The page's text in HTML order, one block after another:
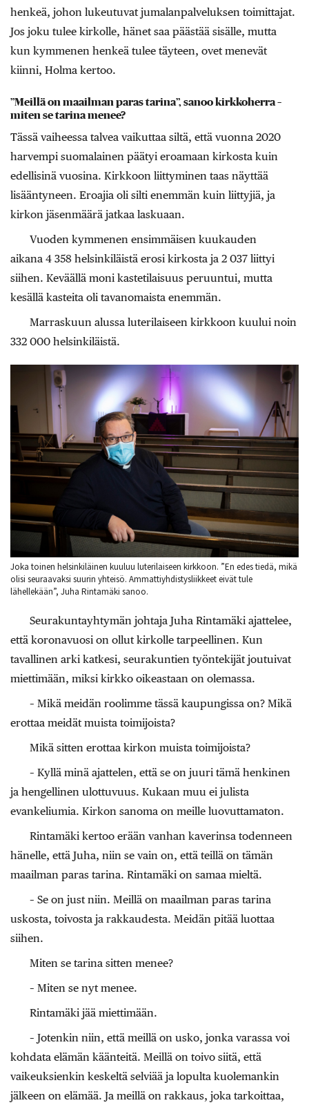
henkeä, johon lukeutuvat jumalanpalveluksen toimittajat.
Jos joku tulee kirkolle, hänet saa päästää sisälle, mutta
kun kymmenen henkeä tulee täyteen, ovet menevät
kiinni, Holma kertoo.
”Meillä on maailman paras tarina”, sanoo kirkkoherra –
miten se tarina menee?
Tässä vaiheessa talvea vaikuttaa siltä, että vuonna 2020
harvempi suomalainen päätyi eroamaan kirkosta kuin
edellisinä vuosina. Kirkkoon liittyminen taas näyttää
lisääntyneen. Eroajia oli silti enemmän kuin liittyjiä, ja
kirkon jäsenmäärä jatkaa laskuaan.
Vuoden kymmenen ensimmäisen kuukauden
aikana 4 358 helsinkiläistä erosi kirkosta ja 2 037 liittyi
siihen. Keväällä moni kastetilaisuus peruuntui, mutta
kesällä kasteita oli tavanomaista enemmän.
Marraskuun alussa luterilaiseen kirkkoon kuului noin
332 000 helsinkiläistä.
Joka toinen helsinkiläinen kuuluu luterilaiseen kirkkoon. ”En edes tiedä, mikä
olisi seuraavaksi suurin yhteisö. Ammattiyhdistysliikkeet eivät tule
lähellekään”, Juha Rintamäki sanoo.
Seurakuntayhtymän johtaja Juha Rintamäki ajattelee,
että koronavuosi on ollut kirkolle tarpeellinen. Kun
tavallinen arki katkesi, seurakuntien työntekijät joutuivat
miettimään, miksi kirkko oikeastaan on olemassa.
– Mikä meidän roolimme tässä kaupungissa on? Mikä
erottaa meidät muista toimijoista?
Mikä sitten erottaa kirkon muista toimijoista?
– Kyllä minä ajattelen, että se on juuri tämä henkinen
ja hengellinen ulottuvuus. Kukaan muu ei julista
evankeliumia. Kirkon sanoma on meille luovuttamaton.
Rintamäki kertoo erään vanhan kaverinsa todenneen
hänelle, että Juha, niin se vain on, että teillä on tämän
maailman paras tarina. Rintamäki on samaa mieltä.
– Se on just niin. Meillä on maailman paras tarina
uskosta, toivosta ja rakkaudesta. Meidän pitää luottaa
siihen.
Miten se tarina sitten menee?
– Miten se nyt menee.
Rintamäki jää miettimään.
– Jotenkin niin, että meillä on usko, jonka varassa voi
kohdata elämän käänteitä. Meillä on toivo siitä, että
vaikeuksienkin keskeltä selviää ja lopulta kuolemankin
jälkeen on elämää. Ja meillä on rakkaus, joka tarkoittaa,